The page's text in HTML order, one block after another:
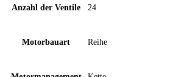
Anzahl der Ventile 24
Motorbauart Reihe